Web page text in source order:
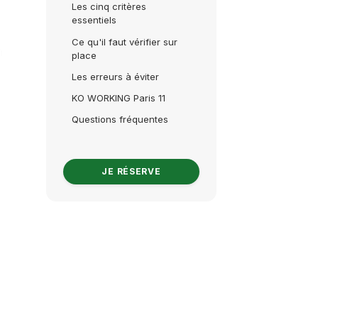
Les cinq critères
essentiels
Ce qu'il faut vérifier sur
place
Les erreurs à éviter
KO WORKING Paris 11
Questions fréquentes
JE RÉSERVE